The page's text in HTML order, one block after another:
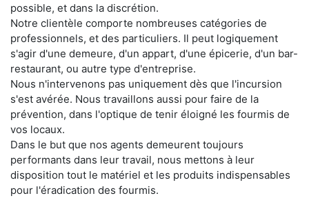
possible, et dans la discrétion.
Notre clientèle comporte nombreuses catégories de
professionnels, et des particuliers. Il peut logiquement
s'agir d'une demeure, d'un appart, d'une épicerie, d'un bar-
restaurant, ou autre type d'entreprise.
Nous n'intervenons pas uniquement dès que l'incursion
s'est avérée. Nous travaillons aussi pour faire de la
prévention, dans l'optique de tenir éloigné les fourmis de
vos locaux.
Dans le but que nos agents demeurent toujours
performants dans leur travail, nous mettons à leur
disposition tout le matériel et les produits indispensables
pour l'éradication des fourmis.